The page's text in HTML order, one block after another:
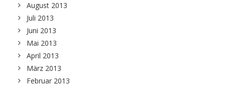
August 2013
Juli 2013
Juni 2013
Mai 2013
April 2013
März 2013
Februar 2013